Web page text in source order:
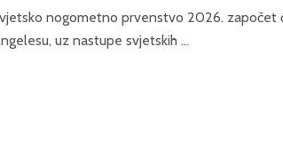
nogometno prvenstvo 2026. započet
uz nastupe svjetskih ...